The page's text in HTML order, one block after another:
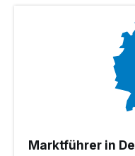
Marktführer in